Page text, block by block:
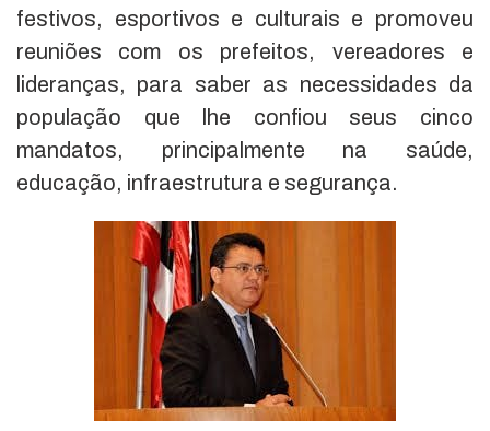
festivos, esportivos e culturais e promoveu
reuniões com os prefeitos, vereadores e
lideranças, para saber as necessidades da
população que lhe confiou seus cinco
mandatos, principalmente na saúde,
educação, infraestrutura e segurança.